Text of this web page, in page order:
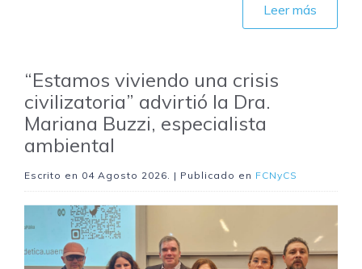
Leer más
“Estamos viviendo una crisis
civilizatoria” advirtió la Dra.
Mariana Buzzi, especialista
ambiental
Escrito en 04 Agosto 2026 . | Publicado en FCNyCS